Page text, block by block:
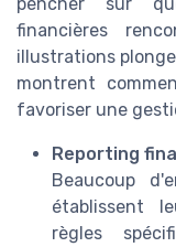
financières
illustrations
montrent
favoriser une
Reporting
Beaucoup
établissent
règles